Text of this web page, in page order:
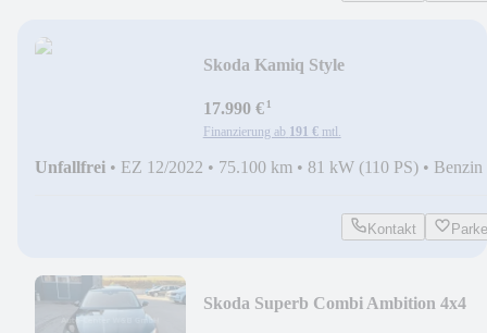
Skoda Kamiq Style
17.990 €¹
Finanzierung ab 191 € mtl.
Unfallfrei • EZ 12/2022 • 75.100 km • 81 kW (110 PS) • Benzin
Kontakt
Skoda Superb Combi Ambition 4x4